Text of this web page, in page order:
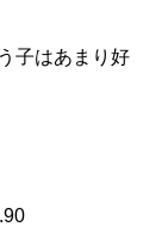
子はあまり好